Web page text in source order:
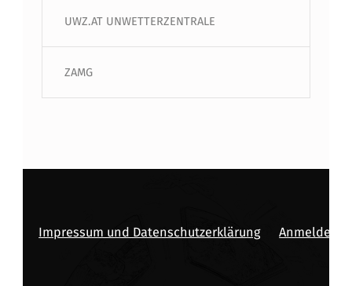
UWZ.AT UNWETTERZENTRALE
ZAMG
Impressum und Datenschutzerklärung Anmelden